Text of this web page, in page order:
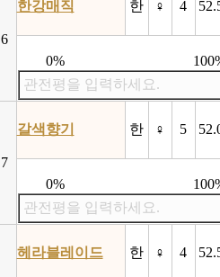
6
한강매직 한 ♀ 4
0%
관전평을 입력하세요.
7
갈색향기 한 ♀ 5
0%
관전평을 입력하세요.
헤라블레이드 한 ♀ 4